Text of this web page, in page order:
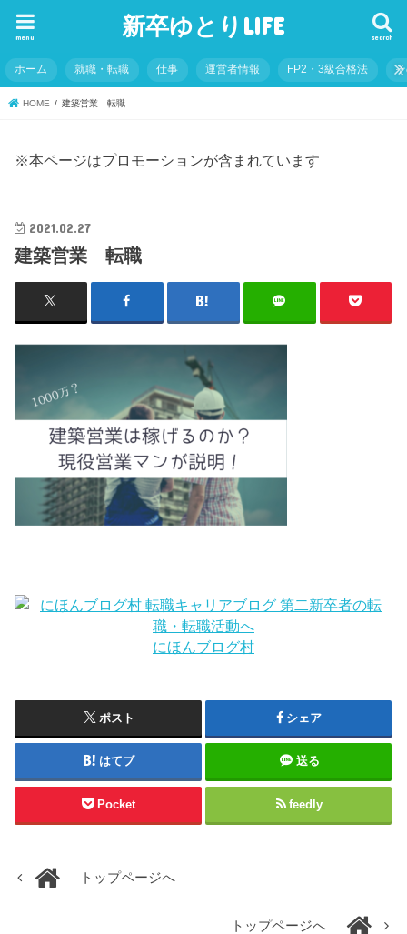
新卒ゆとりLIFE search
menu
ホーム 就職・転職 仕事 運営者情報 FP2・3級合格法
HOME 建築営業 転職
※本ページはプロモーションが含まれています
2021.02.27
建築営業 転職
にほんブログ村
ポスト シェア
はてブ 送る
Pocket feedly
トップページへ
トップページへ